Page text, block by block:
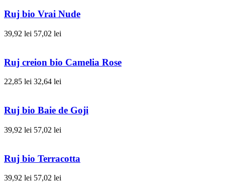
Ruj bio Vrai Nude
39,92 lei 57,02 lei
Ruj creion bio Camelia Rose
22,85 lei 32,64 lei
Ruj bio Baie de Goji
39,92 lei 57,02 lei
Ruj bio Terracotta
39,92 lei 57,02 lei